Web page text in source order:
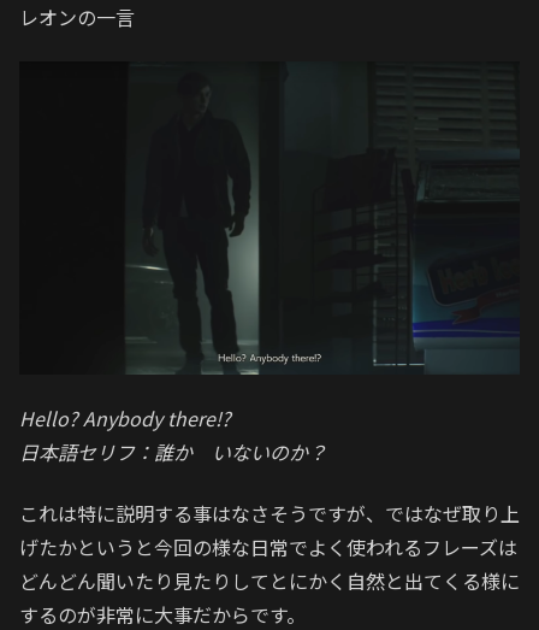
レオンの一言
Hello? Anybody there!?
日本語セリフ：誰か いないのか？
これは特に説明する事はなさそうですが、ではなぜ取り上
げたかというと今回の様な日常でよく使われるフレーズは
どんどん聞いたり見たりしてとにかく自然と出てくる様に
するのが非常に大事だからです。